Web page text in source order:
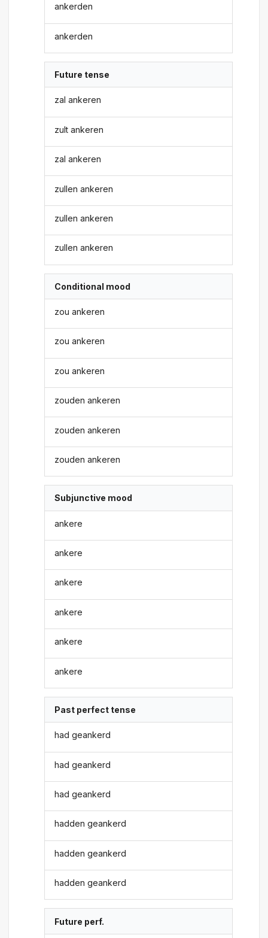
ankerden
ankerden
Future tense
zal ankeren
zult ankeren
zal ankeren
zullen ankeren
zullen ankeren
zullen ankeren
Conditional mood
zou ankeren
zou ankeren
zou ankeren
zouden ankeren
zouden ankeren
zouden ankeren
Subjunctive mood
ankere
ankere
ankere
ankere
ankere
ankere
Past perfect tense
had geankerd
had geankerd
had geankerd
hadden geankerd
hadden geankerd
hadden geankerd
Future perf.